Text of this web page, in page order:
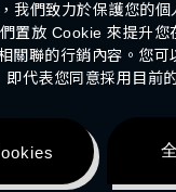
我們致力於保護您的
置放 Cookie 來提升
關聯的行銷內容。您
即代表您同意採用目前